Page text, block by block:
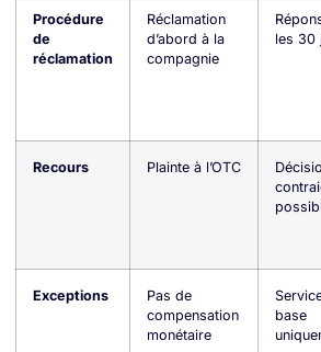
Procédure
de
réclamation
Réclamation
d’abord à la
compagnie
les 30
Recours Plainte à l’OTC
Exceptions
Pas de
compensation
monétaire
base